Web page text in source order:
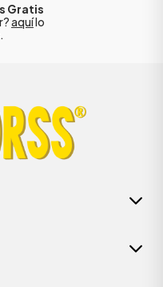
Gratis
aquílo